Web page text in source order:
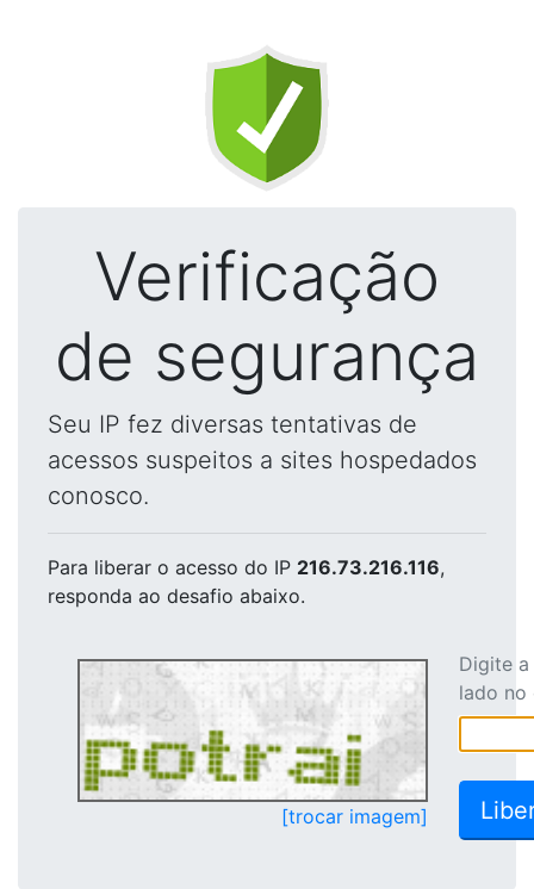
Verificação
de segurança
Seu IP fez diversas tentativas de
acessos suspeitos a sites hospedados
conosco.
Para liberar o acesso do IP 216.73.216.116,
responda ao desafio abaixo.
[trocar imagem]
Digite
lado no